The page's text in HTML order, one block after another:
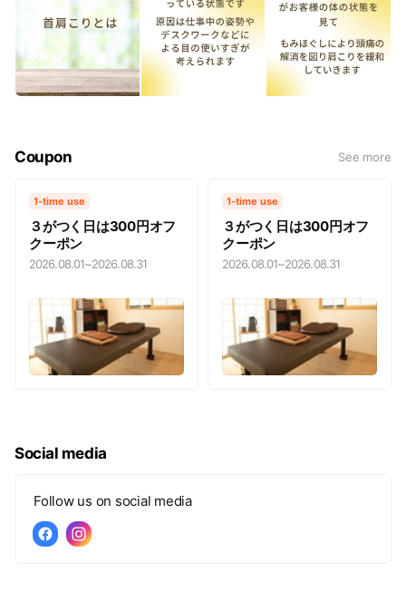
Coupon See more
1-time use
３がつく日は300円オフ
クーポン
2026.08.01~2026.08.31
1-time use
３がつく日は300円オフ
クーポン
2026.08.01~2026.08.31
Social media
Follow us on social media